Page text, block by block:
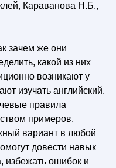
Караванова Н.Б.,
зачем же они
какой из них
возникают у
изучать английский.
правила
примеров,
вариант в любой
довести навык
избежать ошибок и